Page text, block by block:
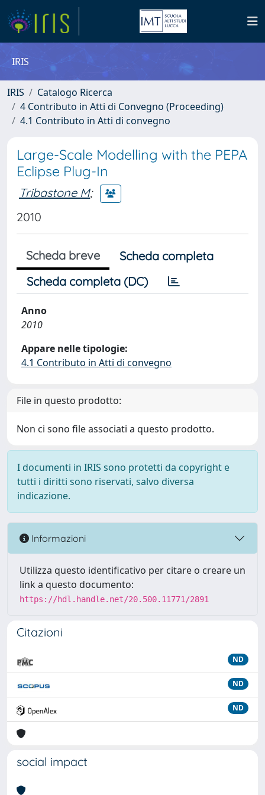
IRIS
IRIS
Catalogo Ricerca
4 Contributo in Atti di Convegno (Proceeding)
4.1 Contributo in Atti di convegno
Large-Scale Modelling with the PEPA
Eclipse Plug-In
Tribastone M;
2010
Scheda breve
Scheda completa
Scheda completa (DC)
Anno
2010
Appare nelle tipologie:
4.1 Contributo in Atti di convegno
File in questo prodotto:
Non ci sono file associati a questo prodotto.
I documenti in IRIS sono protetti da copyright e
tutti i diritti sono riservati, salvo diversa
indicazione.
Informazioni
Utilizza questo identificativo per citare o creare un
link a questo documento:
https://hdl.handle.net/20.500.11771/2891
Citazioni
ND
ND
ND
social impact